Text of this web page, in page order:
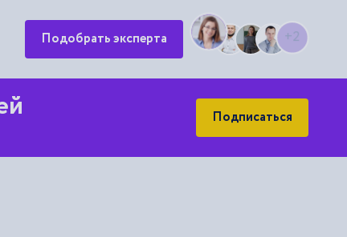
Подобрать эксперта +2
Подписаться